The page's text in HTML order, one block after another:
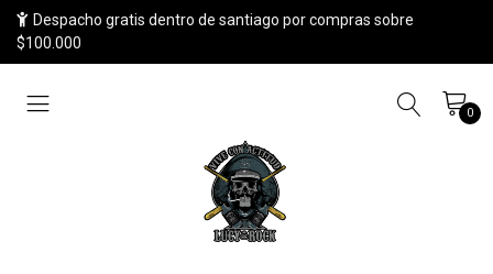
Despacho gratis dentro de santiago por compras sobre
$100.000
0